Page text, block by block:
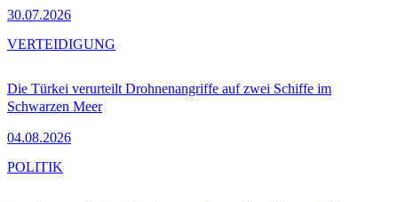
30.07.2026
Die Türkei verurteilt Drohnenangriffe auf zwei Schiffe im
Schwarzen Meer
04.08.2026
VERTEIDIGUNG
POLITIK